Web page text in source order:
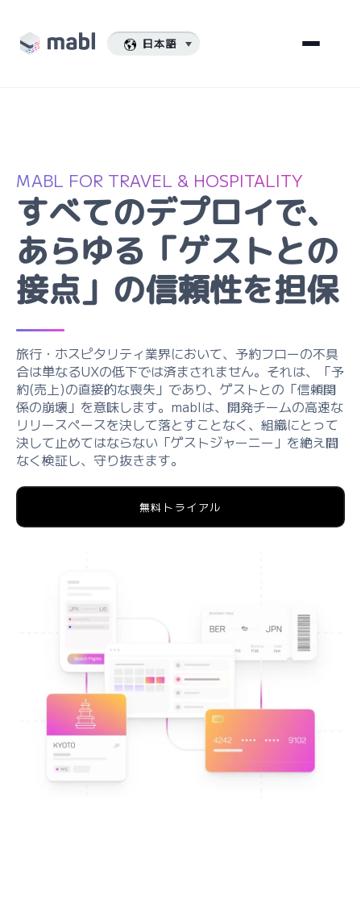
日本語
MABL FOR TRAVEL & HOSPITALITY
すべてのデプロイで、
あらゆる「ゲストとの
接点」の信頼性を担保
旅行・ホスピタリティ業界において、予約フローの不具
合は単なるUXの低下では済まされません。それは、「予
約(売上)の直接的な喪失」であり、ゲストとの「信頼関
係の崩壊」を意味します。mablは、開発チームの高速な
リリースペースを決して落とすことなく、組織にとって
決して止めてはならない「ゲストジャーニー」を絶え間
なく検証し、守り抜きます。
無料トライアル